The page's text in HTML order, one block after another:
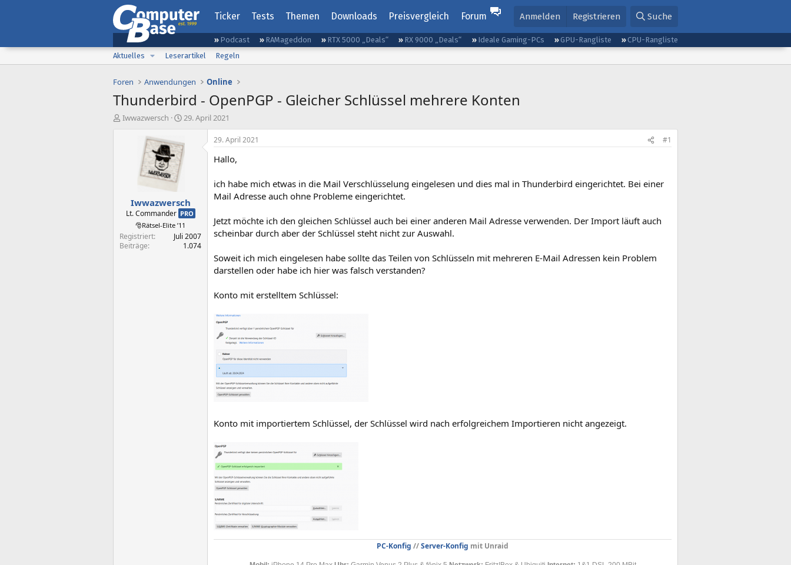
Ticker Tests Themen Downloads Preisvergleich Forum Anmelden Registrieren Suche
Podcast RAMageddon RTX 5000 „Deals“ RX 9000 „Deals“ Ideale Gaming-PCs GPU-Rangliste
CPU-Rangliste
Aktuelles
Leserartikel Regeln
Foren Anwendungen Online
Thunderbird - OpenPGP - Gleicher Schlüssel mehrere Konten
E
Iwwazwersch
E
t
e
a
m
29. April 2021
Iwwazwersch
Lt. Commander PRO
🎅Rätsel-Elite ’11
Registriert
Juli 2007
Beiträge
1.074
29. April 2021 #1
Hallo,
ich habe mich etwas in die Mail Verschlüsselung eingelesen und dies mal in Thunderbird eingerichtet. Bei einer
Mail Adresse auch ohne Probleme eingerichtet.
Jetzt möchte ich den gleichen Schlüssel auch bei einer anderen Mail Adresse verwenden. Der Import läuft auch
scheinbar durch aber der Schlüssel steht nicht zur Auswahl.
Soweit ich mich eingelesen habe sollte das Teilen von Schlüsseln mit mehreren E-Mail Adressen kein Problem
darstellen oder habe ich hier was falsch verstanden?
Konto mit erstelltem Schlüssel:
Konto mit importiertem Schlüssel, der Schlüssel wird nach erfolgreichem Importieren nicht angezeigt.
PC-Konfig //Server-Konfig mit Unraid